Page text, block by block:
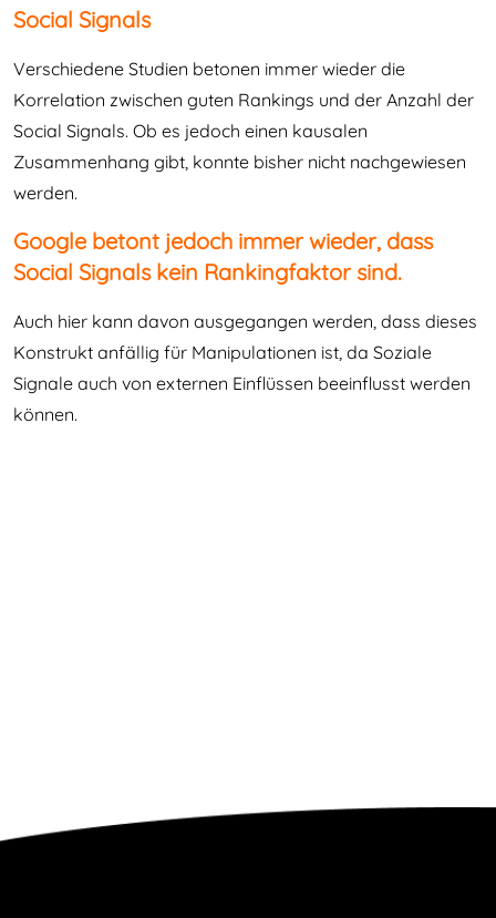
Social Signals
Verschiedene Studien betonen immer wieder die
Korrelation zwischen guten Rankings und der Anzahl der
Social Signals. Ob es jedoch einen kausalen
Zusammenhang gibt, konnte bisher nicht nachgewiesen
werden.
Google betont jedoch immer wieder, dass
Social Signals kein Rankingfaktor sind.
Auch hier kann davon ausgegangen werden, dass dieses
Konstrukt anfällig für Manipulationen ist, da Soziale
Signale auch von externen Einflüssen beeinflusst werden
können.